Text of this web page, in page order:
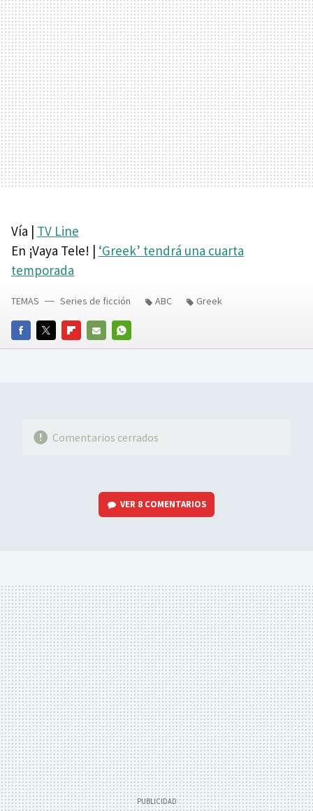
Vía | TV Line
En ¡Vaya Tele! | ‘Greek’ tendrá una cuarta
temporada
FACEBOOKTWITTERFLIPBOARD
E-
WHATSAPP
TEMAS Series de ficción ABC Greek
Comentarios cerrados
VER 8 COMENTARIOS